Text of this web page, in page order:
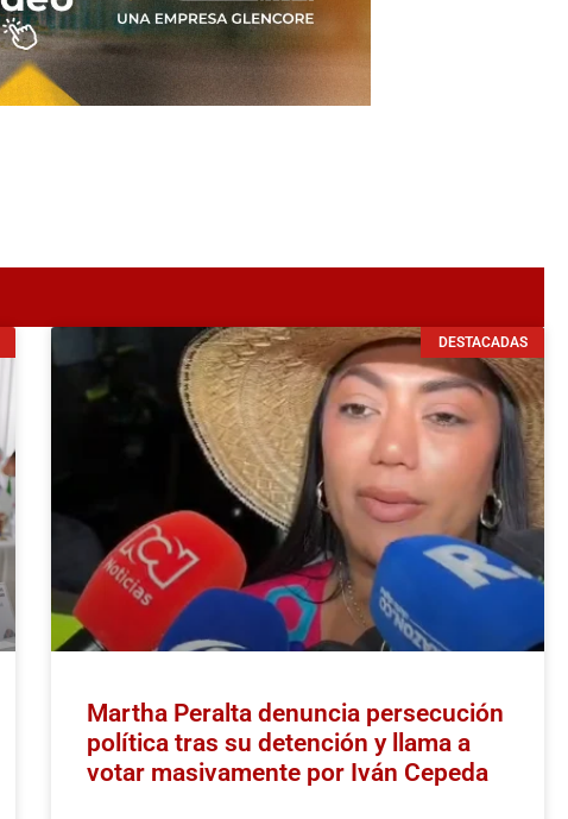
DESTACADAS
Martha Peralta denuncia persecución
política tras su detención y llama a
votar masivamente por Iván Cepeda